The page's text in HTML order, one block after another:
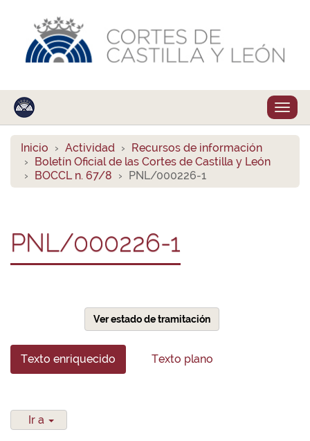
Inicio Actividad
Recursos de información
Boletín Oficial de las Cortes de Castilla y León
BOCCL n. 67/8
PNL/000226-1
PNL/000226-1
Ver estado de tramitación
Texto enriquecido Texto plano
Ir a